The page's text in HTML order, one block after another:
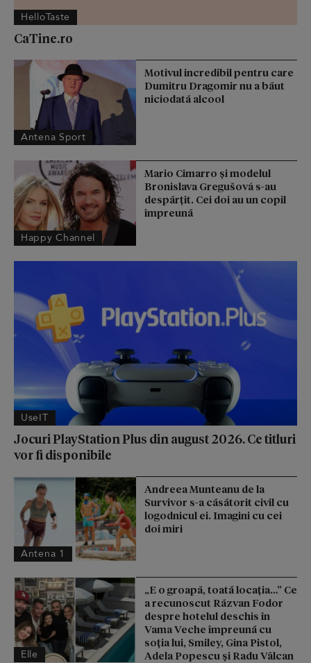
HelloTaste
CaTine.ro
Antena Sport
Motivul incredibil pentru care
Dumitru Dragomir nu a băut
niciodată alcool
Happy Channel
Mario Cimarro și modelul
Bronislava Gregušová s-au
despărțit. Cei doi au un copil
împreună
UseIT
Jocuri PlayStation Plus din august 2026. Ce titluri
vor fi disponibile
Antena 1
Andreea Munteanu de la
Survivor s-a căsătorit civil cu
logodnicul ei. Imagini cu cei
doi miri
Elle
„E o groapă, toată locația…” Ce
a recunoscut Răzvan Fodor
despre hotelul deschis în
Vama Veche împreună cu
soția lui, Smiley, Gina Pistol,
Adela Popescu și Radu Vâlcan